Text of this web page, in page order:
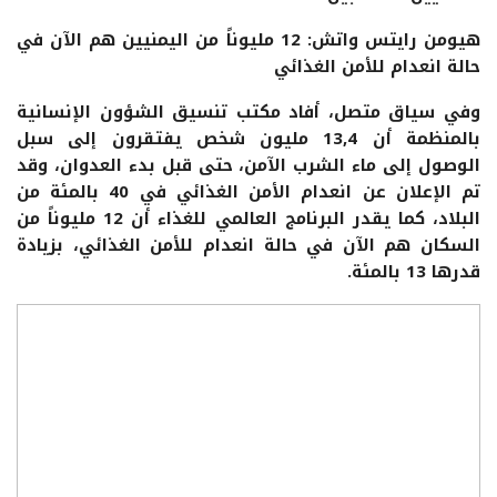
هيومن رايتس واتش: 12 مليوناً من اليمنيين هم الآن في
حالة انعدام للأمن الغذائي
وفي سياق متصل، أفاد مكتب تنسيق الشؤون الإنسانية
بالمنظمة أن 13,4 مليون شخص يفتقرون إلى سبل
الوصول إلى ماء الشرب الآمن، حتى قبل بدء العدوان، وقد
تم الإعلان عن انعدام الأمن الغذائي في 40 بالمئة من
البلاد، كما يقدر البرنامج العالمي للغذاء أن 12 مليوناً من
السكان هم الآن في حالة انعدام للأمن الغذائي، بزيادة
قدرها 13 بالمئة.